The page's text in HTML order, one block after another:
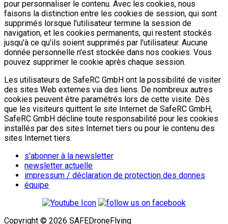
pour personnaliser le contenu. Avec les cookies, nous
faisons la distinction entre les cookies de session, qui sont
supprimés lorsque l'utilisateur termine la session de
navigation, et les cookies permanents, qui restent stockés
jusqu'à ce qu'ils soient supprimés par l'utilisateur. Aucune
donnée personnelle n'est stockée dans nos cookies. Vous
pouvez supprimer le cookie après chaque session.
Les utilisateurs de SafeRC GmbH ont la possibilité de visiter
des sites Web externes via des liens. De nombreux autres
cookies peuvent être paramétrés lors de cette visite. Dès
que les visiteurs quittent le site Internet de SafeRC GmbH,
SafeRC GmbH décline toute responsabilité pour les cookies
installés par des sites Internet tiers ou pour le contenu des
sites Internet tiers.
s'abonner à la newsletter
newsletter actuelle
impressum / déclaration de protection des donnes
équipe
Copyright © 2026 SAFEDroneFlying